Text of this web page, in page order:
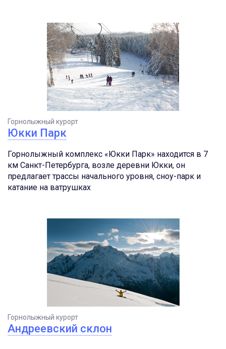
Горнолыжный курорт
Юкки Парк
Горнолыжный комплекс «Юкки Парк» находится в 7
км Санкт-Петербурга, возле деревни Юкки, он
предлагает трассы начального уровня, сноу-парк и
катание на ватрушках
Горнолыжный курорт
Андреевский склон